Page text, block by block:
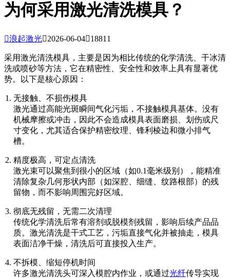
为何采用激光清洗模具？
浪起激光2026-06-0418811
采用激光清洗模具，主要是因为相比传统的化学清洗、干冰清
洗或喷砂等方法，它在精密性、安全性和效率上具有显著优
势。以下是核心原因：
无接触、不损伤模具
激光通过高能光斑瞬间气化污垢，不接触模具基体。没有
机械摩擦或冲击，因此不会造成模具表面磨损、划伤或尺
寸变化，尤其适合保护精密纹理、锋利棱边和微小排气
槽。
精度极高，可定点清洗
激光束可以聚焦到很小的区域（如0.1毫米级别），能精准
清除复杂几何形状内部（如深腔、细缝、纹路根部）的残
留物，而不影响周围完好区域。
彻底无残留，无需二次清理
传统化学清洗后常有溶剂或脱模剂残留，影响后续产品品
质。激光清洗是干式工艺，污垢直接气化并被抽走，模具
表面洁净干燥，清洗后可直接投入生产。
不拆模、缩短停机时间
许多激光清洗头可深入模腔内作业，或通过光纤传导实现